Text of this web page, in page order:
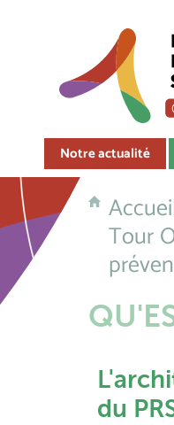
Notre actualité
Tour
du